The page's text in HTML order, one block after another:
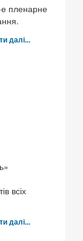
пленарне
далі...
всіх
далі...